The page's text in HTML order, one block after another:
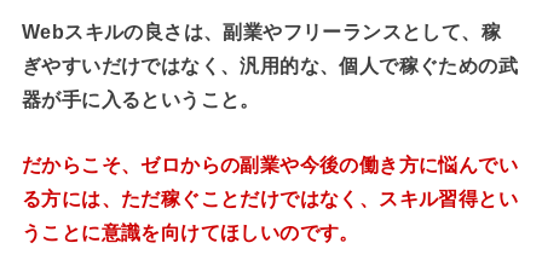
Webスキルの良さは、副業やフリーランスとして、稼
ぎやすいだけではなく、汎用的な、個人で稼ぐための武
器が手に入るということ。
だからこそ、ゼロからの副業や今後の働き方に悩んでい
る方には、ただ稼ぐことだけではなく、スキル習得とい
うことに意識を向けてほしいのです。